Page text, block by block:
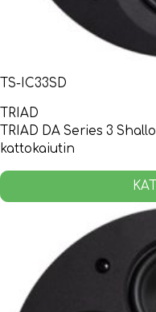
TS-IC33SD
TRIAD
TRIAD DA Series 3
kattokaiutin